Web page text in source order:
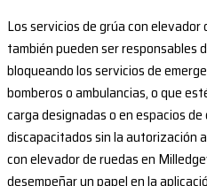
Los servicios de grúa con
también pueden ser responsables
bloqueando los servicios de
bomberos o ambulancias, o que
carga designadas o en espacios
discapacitados sin la autorización
con elevador de ruedas en
desempeñar un papel en la